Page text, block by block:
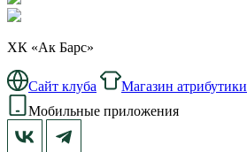
ХК «Ак Барс»
Сайт клуба Магазин атрибутики
Мобильные приложения